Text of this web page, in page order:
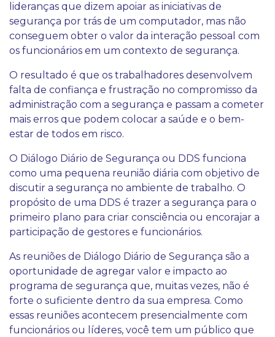
lideranças que dizem apoiar as iniciativas de
segurança por trás de um computador, mas não
conseguem obter o valor da interação pessoal com
os funcionários em um contexto de segurança.
O resultado é que os trabalhadores desenvolvem
falta de confiança e frustração no compromisso da
administração com a segurança e passam a cometer
mais erros que podem colocar a saúde e o bem-
estar de todos em risco.
O Diálogo Diário de Segurança ou DDS funciona
como uma pequena reunião diária com objetivo de
discutir a segurança no ambiente de trabalho. O
propósito de uma DDS é trazer a segurança para o
primeiro plano para criar consciência ou encorajar a
participação de gestores e funcionários.
As reuniões de Diálogo Diário de Segurança são a
oportunidade de agregar valor e impacto ao
programa de segurança que, muitas vezes, não é
forte o suficiente dentro da sua empresa. Como
essas reuniões acontecem presencialmente com
funcionários ou líderes, você tem um público que